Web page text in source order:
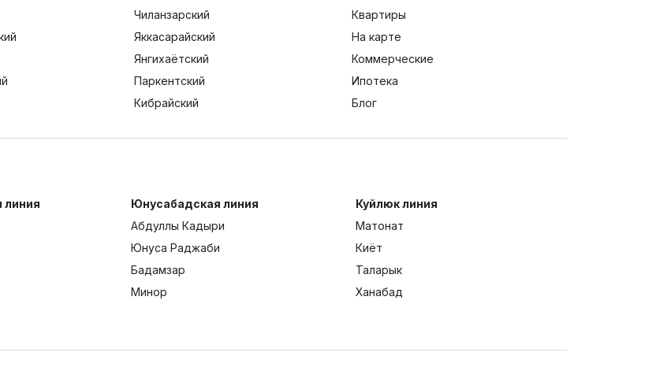
Чиланзарский
Яккасарайский
Янгихаётский
Паркентский
Кибрайский
Квартиры
На карте
Коммерческие
Ипотека
Блог
линия
Юнусабадская линия
Абдуллы Кадыри
Юнуса Раджаби
Бадамзар
Минор
Куйлюк линия
Матонат
Киёт
Таларык
Ханабад